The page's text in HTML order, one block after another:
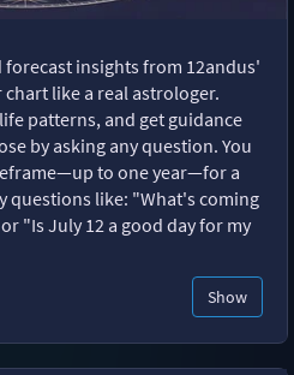
insights from 12andus'
like a real astrologer.
patterns, and get guidance
by asking any question. You
to one year—for a
questions like: "What's coming
"Is July 12 a good day for my
Show